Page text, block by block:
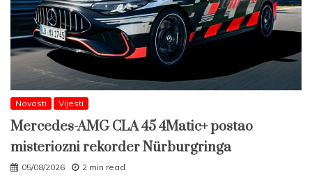
Novosti Vijesti
Mercedes-AMG CLA 45 4Matic+ postao
misteriozni rekorder Nürburgringa
05/08/2026 2 min read